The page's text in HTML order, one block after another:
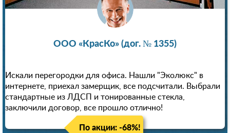
ООО «КрасКо» (дог. № 1355)
Искали перегородки для офиса. Нашли "Эколюкс" в
интернете, приехал замерщик, все подсчитали. Выбрали
стандартные из ЛДСП и тонированные стекла,
заключили договор, все прошло отлично!
По акции: -68%!